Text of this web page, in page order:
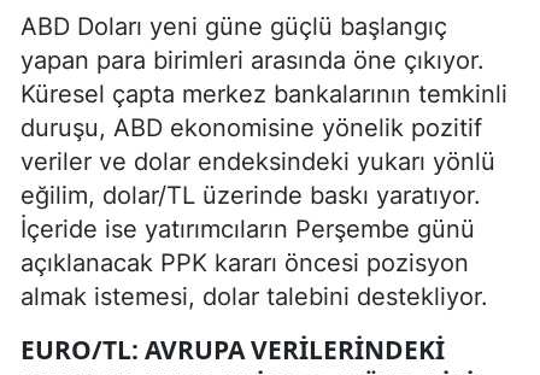
ABD Doları yeni güne güçlü başlangıç
yapan para birimleri arasında öne çıkıyor.
Küresel çapta merkez bankalarının temkinli
duruşu, ABD ekonomisine yönelik pozitif
veriler ve dolar endeksindeki yukarı yönlü
eğilim, dolar/TL üzerinde baskı yaratıyor.
İçeride ise yatırımcıların Perşembe günü
açıklanacak PPK kararı öncesi pozisyon
almak istemesi, dolar talebini destekliyor.
EURO/TL: AVRUPA VERILERINDEKI